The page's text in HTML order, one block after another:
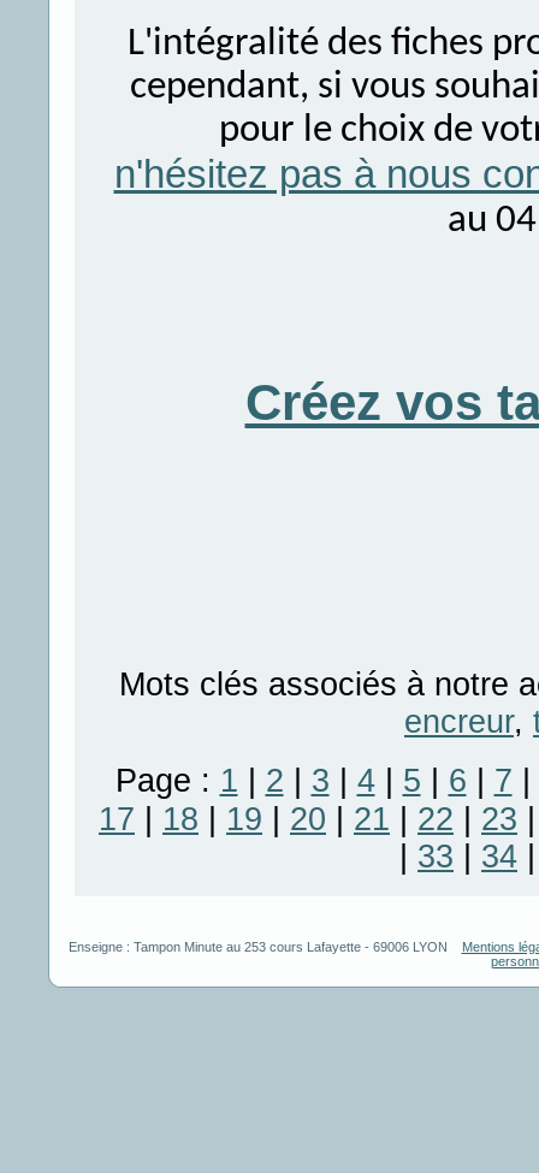
L'intégralité des fiches
cependant, si vous
pour le choix de
n'hésitez pas à nous
au
Créez vos
Mots clés associés à notre
encreur,
Page : 1 2 3 4| 5 6 7
17
18 19 20 21 22 23
33 34
Enseigne : Tampon Minuteau 253 cours Lafayette- 69006 LYON
Mentions